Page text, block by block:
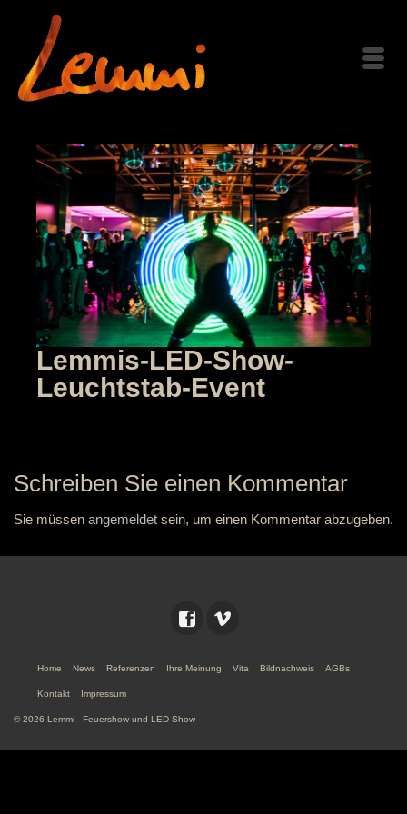
Lemmis-LED-Show-
Leuchtstab-Event
Schreiben Sie einen Kommentar
Sie müssen angemeldet sein, um einen Kommentar abzugeben.
Home News Referenzen Ihre Meinung Vita Bildnachweis AGBs
Kontakt Impressum
© 2026 Lemmi - Feuershow und LED-Show